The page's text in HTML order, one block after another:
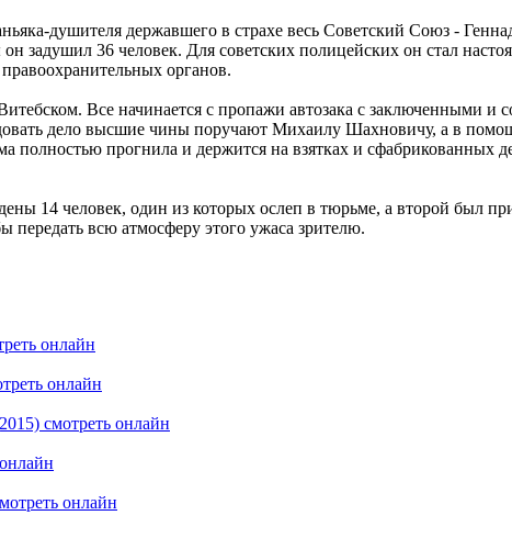
душителя державшего в страхе весь Советский Союз -
задушил 36 человек. Для советских полицейских он стал
органов.
Все начинается с пропажи автозака с заключенными
дело высшие чины поручают Михаилу Шахновичу, а в
полностью прогнила и держится на взятках и
14 человек, один из которых ослеп в тюрьме, а второй был
всю атмосферу этого ужаса зрителю.